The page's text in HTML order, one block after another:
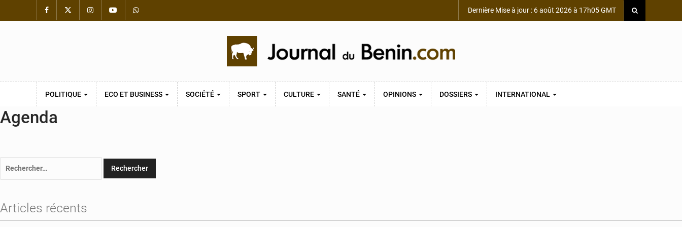
Dernière Mise à jour : 6 août 2026 à 17h05 GMT
POLITIQUE ECO ET BUSINESS SOCIÉTÉ SPORT CULTURE SANTÉ OPINIONS DOSSIERS INTERNATIONAL
Agenda
Articles récents